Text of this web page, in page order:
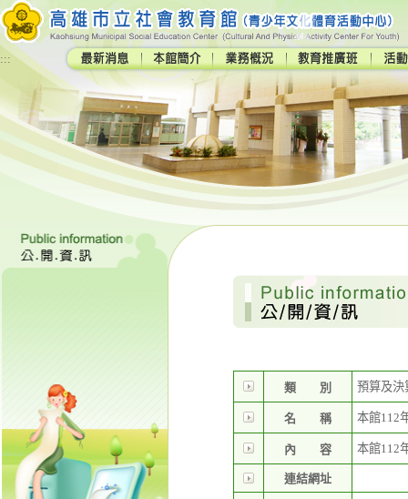
:::
類 別 預算及決
名 稱 本館112
內 容 本館112
連結網址